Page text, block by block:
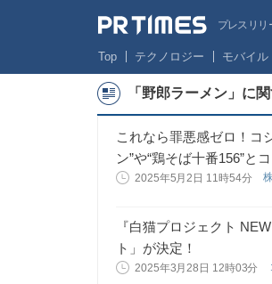
プレスリリ
Top テクノロジー モバイル
「野郎ラーメン」に
これなら罪悪感ゼロ！コ
ン”や“鶏そば十番156”と
2025年5月2日 11時54分
『白猫プロジェクト
ト」が決定！
2025年3月28日 12時03分